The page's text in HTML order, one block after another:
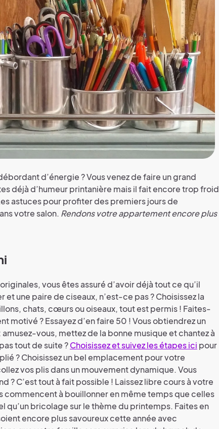
d’énergie ? Vous venez de faire un grand
déjà d’humeur printanière mais il fait encore trop froid
astuces pour profiter des premiers jours de
votre salon. Rendons votre appartement encore plus
vous êtes assuré d’avoir déjà tout ce qu’il
une paire de ciseaux, n’est-ce pas ? Choisissez la
chats, cœurs ou oiseaux, tout est permis ! Faites-
motivé ? Essayez d’en faire 50 ! Vous obtiendrez un
vous, mettez de la bonne musique et chantez à
tout de suite ?Choisissez et suivez les étapes ici pour
? Choisissez un bel emplacement pour votre
vos plis dans un mouvement dynamique. Vous
? C’est tout à fait possible ! Laissez libre cours à votre
commencent à bouillonner en même temps que celles
qu’un bricolage sur le thème du printemps. Faites en
encore plus savoureux cette année avec